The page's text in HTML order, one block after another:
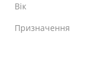
Вік
Призначення